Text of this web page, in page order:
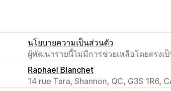
นโยบายความเป็นส่วนตัว
ผู้พัฒนารายนี้ไม่มีการช่วยเหลือโดยตรงเ
Raphaël Blanchet
14 rue Tara, Shannon, QC, G3S 1R6,